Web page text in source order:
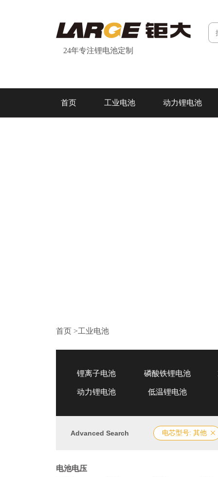
24年专注锂电池定制
首页 工业电池 动力锂电池
首页 >工业电池
锂离子电池 磷酸铁锂电池
动力锂电池 低温锂电池
Advanced Search 电芯型号: 其他
电池电压